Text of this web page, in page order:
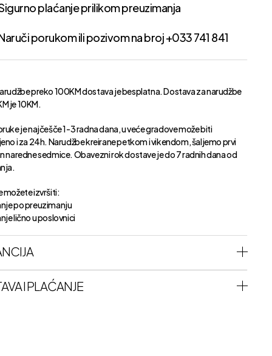
plaćanje prilikom preuzimanja
porukom ili pozivom na broj +033 741 841
preko 100KM dostava je besplatna. Dostava za narudžbe
je 10KM.
je najčešče 1-3 radna dana, u veće gradove može biti
i za 24h. Narudžbe kreirane petkom i vikendom, šaljemo prvi
naredne sedmice. Obavezni rok dostave je do 7 radnih dana od
možete izvršiti:
po preuzimanju
lično u poslovnici
I PLAĆANJE